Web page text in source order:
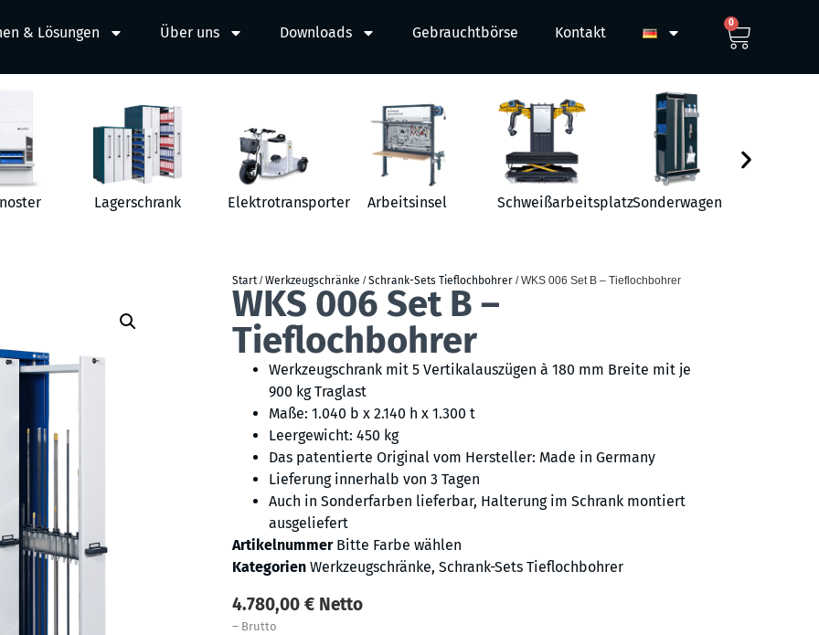
& Lösungen Über uns Downloads Gebrauchtbörse Kontakt
0
Lagerschrank Elektrotransporter Arbeitsinsel SchweißarbeitsplatzSonderwagen
Start/Werkzeugschränke /Schrank-Sets Tieflochbohrer / WKS 006 Set B – Tieflochbohrer
WKS 006 Set B –
Tieflochbohrer
Werkzeugschrank mit 5 Vertikalauszügen à 180 mm Breite mit je
900 kg Traglast
Maße: 1.040 b x 2.140 h x 1.300 t
Leergewicht: 450 kg
Das patentierte Original vom Hersteller: Made in Germany
Lieferung innerhalb von 3 Tagen
Auch in Sonderfarben lieferbar, Halterung im Schrank montiert
ausgeliefert
Artikelnummer Bitte Farbe wählen
Kategorien Werkzeugschränke, Schrank-Sets Tieflochbohrer
4.780,00 € Netto
– Brutto